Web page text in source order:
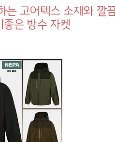
는 고어텍스 소재와 깔
은 방수 자켓